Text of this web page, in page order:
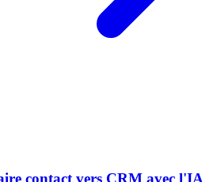
contact vers CRM avec l'IA